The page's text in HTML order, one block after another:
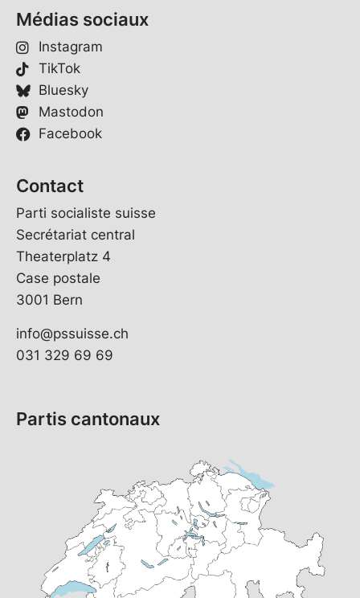
Médias sociaux
Instagram
TikTok
Bluesky
Mastodon
Facebook
Contact
Parti socialiste suisse
Secrétariat central
Theaterplatz 4
Case postale
3001 Bern
info@pssuisse.ch
031 329 69 69
Partis cantonaux